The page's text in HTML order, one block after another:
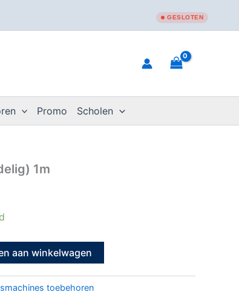
GESLOTEN
Promo Scholen
1m
aan winkelwagen
toebehoren